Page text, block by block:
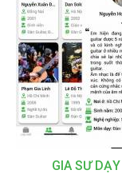
GIA SƯ